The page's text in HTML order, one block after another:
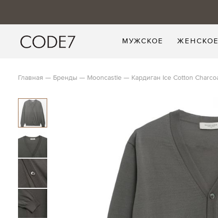
МУЖСКОЕ ЖЕНСКОЕ
Главная Бренды Mooncastle Кардиган Ice Cotton
Skip
to
the
of
images
gallery